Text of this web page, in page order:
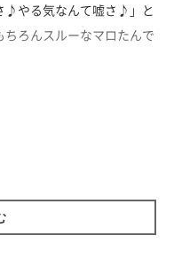
♪やる気なんて嘘さ♪」と
ろんスルーなマロたんで